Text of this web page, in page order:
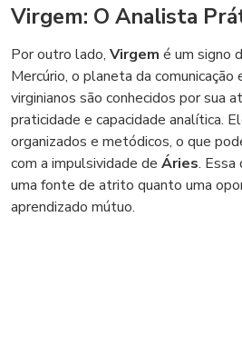
Virgem: O Analista
Por outro lado, Virgem é um signo
Mercúrio, o planeta da
virginianos são conhecidos por sua
praticidade e capacidade analítica.
organizados e metódicos, o que
com a impulsividade de Áries. Essa
uma fonte de atrito quanto uma
aprendizado mútuo.